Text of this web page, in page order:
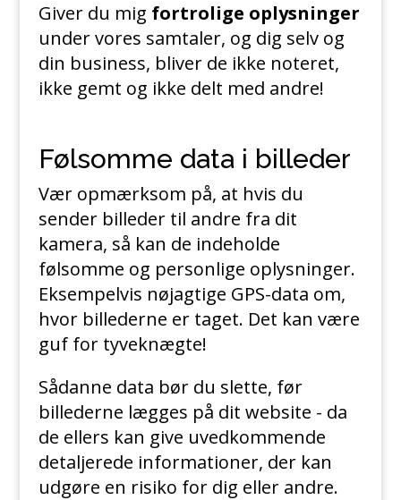
Giver du mig fortrolige oplysninger
under vores samtaler, og dig selv og
din business, bliver de ikke noteret,
ikke gemt og ikke delt med andre!
Følsomme data i billeder
Vær opmærksom på, at hvis du
sender billeder til andre fra dit
kamera, så kan de indeholde
følsomme og personlige oplysninger.
Eksempelvis nøjagtige GPS-data om,
hvor billederne er taget. Det kan være
guf for tyveknægte!
Sådanne data bør du slette, før
billederne lægges på dit website - da
de ellers kan give uvedkommende
detaljerede informationer, der kan
udgøre en risiko for dig eller andre.